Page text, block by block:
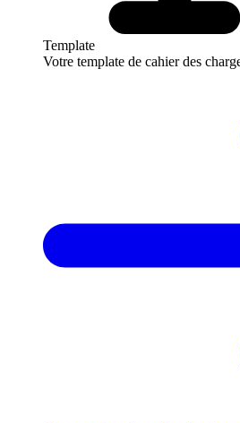
Template
Votre template de cahier des